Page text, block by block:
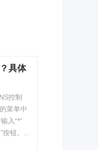
具体
菜单中
输入“*”
钮。